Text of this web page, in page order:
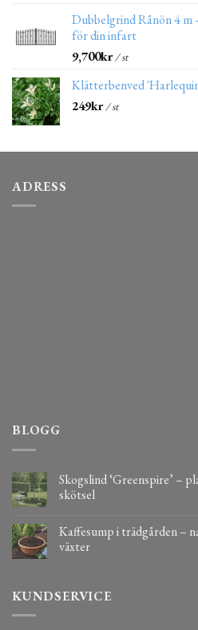
Dubbelgrind Rånön 4 m
för din infart
9,700kr/ st
Klätterbenved
249kr/ st
ADRESS
BLOGG
Skogslind ‘Greenspire’ –
skötsel
Kaffesump i trädgården –
växter
KUNDSERVICE